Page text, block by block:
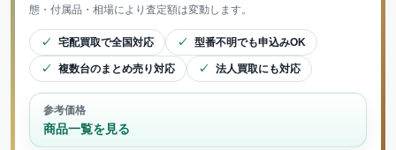
態・付属品・相場により査定額は変動します。
宅配買取で全国対応 型番不明でも申込みOK
複数台のまとめ売り対応 法人買取にも対応
参考価格
商品一覧を見る